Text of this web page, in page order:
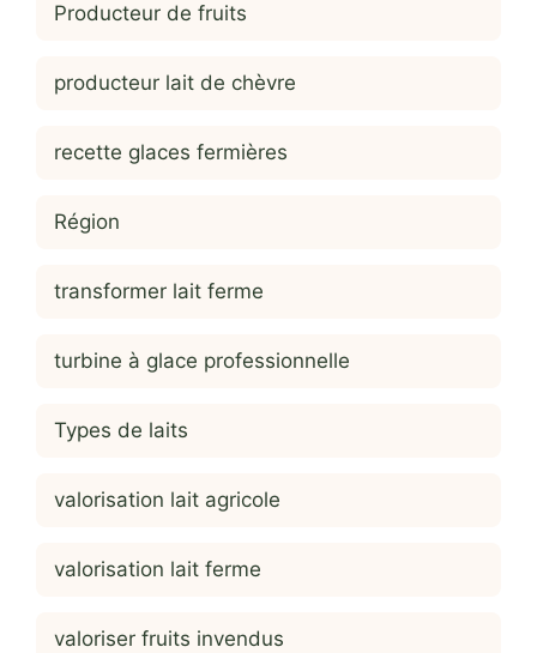
Producteur de fruits
producteur lait de chèvre
recette glaces fermières
Région
transformer lait ferme
turbine à glace professionnelle
Types de laits
valorisation lait agricole
valorisation lait ferme
valoriser fruits invendus